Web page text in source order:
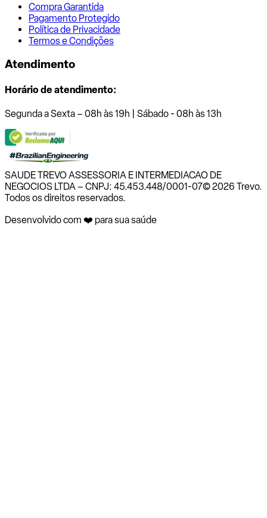
Compra Garantida
Pagamento Protegido
Política de Privacidade
Termos e Condições
Atendimento
Horário de atendimento:
Segunda a Sexta – 08h às 19h | Sábado - 08h às 13h
SAUDE TREVO ASSESSORIA E INTERMEDIACAO DE
NEGOCIOS LTDA – CNPJ: 45.453.448/0001-07© 2026 Trevo.
Todos os direitos reservados.
Desenvolvido com ❤️ para sua saúde